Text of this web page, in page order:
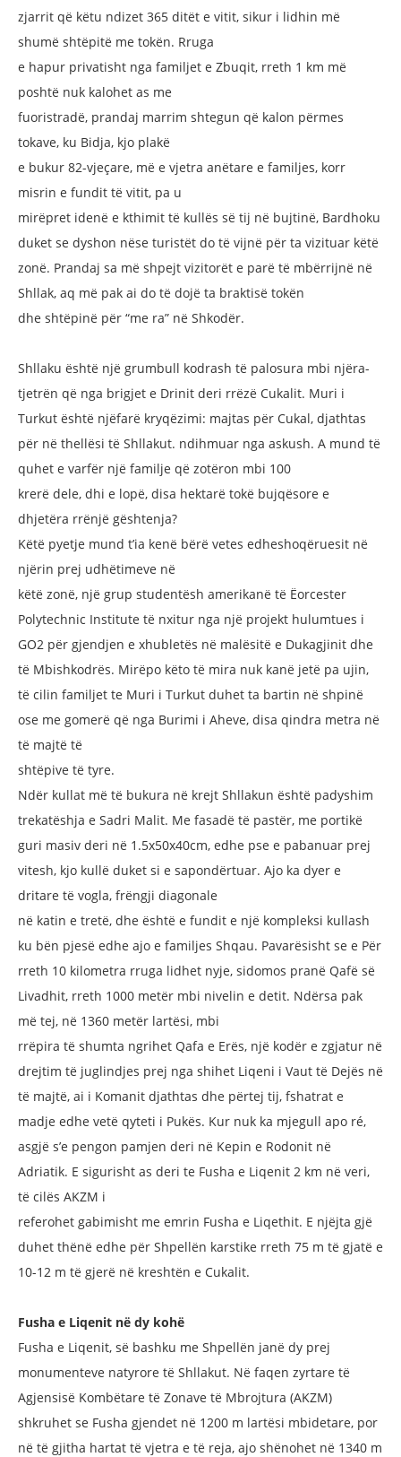
zjarrit që këtu ndizet 365 ditët e vitit, sikur i lidhin më
shumë shtëpitë me tokën. Rruga
e hapur privatisht nga familjet e Zbuqit, rreth 1 km më
poshtë nuk kalohet as me
fuoristradë, prandaj marrim shtegun që kalon përmes
tokave, ku Bidja, kjo plakë
e bukur 82-vjeçare, më e vjetra anëtare e familjes, korr
misrin e fundit të vitit, pa u
mirëpret idenë e kthimit të kullës së tij në bujtinë, Bardhoku
duket se dyshon nëse turistët do të vijnë për ta vizituar këtë
zonë. Prandaj sa më shpejt vizitorët e parë të mbërrijnë në
Shllak, aq më pak ai do të dojë ta braktisë tokën
dhe shtëpinë për “me ra” në Shkodër.
Shllaku është një grumbull kodrash të palosura mbi njëra-
tjetrën që nga brigjet e Drinit deri rrëzë Cukalit. Muri i
Turkut është njëfarë kryqëzimi: majtas për Cukal, djathtas
për në thellësi të Shllakut. ndihmuar nga askush. A mund të
quhet e varfër një familje që zotëron mbi 100
krerë dele, dhi e lopë, disa hektarë tokë bujqësore e
dhjetëra rrënjë gështenja?
Këtë pyetje mund t’ia kenë bërë vetes edheshoqëruesit në
njërin prej udhëtimeve në
këtë zonë, një grup studentësh amerikanë të Ëorcester
Polytechnic Institute të nxitur nga një projekt hulumtues i
GO2 për gjendjen e xhubletës në malësitë e Dukagjinit dhe
të Mbishkodrës. Mirëpo këto të mira nuk kanë jetë pa ujin,
të cilin familjet te Muri i Turkut duhet ta bartin në shpinë
ose me gomerë që nga Burimi i Aheve, disa qindra metra në
të majtë të
shtëpive të tyre.
Ndër kullat më të bukura në krejt Shllakun është padyshim
trekatëshja e Sadri Malit. Me fasadë të pastër, me portikë
guri masiv deri në 1.5x50x40cm, edhe pse e pabanuar prej
vitesh, kjo kullë duket si e sapondërtuar. Ajo ka dyer e
dritare të vogla, frëngji diagonale
në katin e tretë, dhe është e fundit e një kompleksi kullash
ku bën pjesë edhe ajo e familjes Shqau. Pavarësisht se e Për
rreth 10 kilometra rruga lidhet nyje, sidomos pranë Qafë së
Livadhit, rreth 1000 metër mbi nivelin e detit. Ndërsa pak
më tej, në 1360 metër lartësi, mbi
rrëpira të shumta ngrihet Qafa e Erës, një kodër e zgjatur në
drejtim të juglindjes prej nga shihet Liqeni i Vaut të Dejës në
të majtë, ai i Komanit djathtas dhe përtej tij, fshatrat e
madje edhe vetë qyteti i Pukës. Kur nuk ka mjegull apo ré,
asgjë s’e pengon pamjen deri në Kepin e Rodonit në
Adriatik. E sigurisht as deri te Fusha e Liqenit 2 km në veri,
të cilës AKZM i
referohet gabimisht me emrin Fusha e Liqethit. E njëjta gjë
duhet thënë edhe për Shpellën karstike rreth 75 m të gjatë e
10-12 m të gjerë në kreshtën e Cukalit.
Fusha e Liqenit në dy kohë
Fusha e Liqenit, së bashku me Shpellën janë dy prej
monumenteve natyrore të Shllakut. Në faqen zyrtare të
Agjensisë Kombëtare të Zonave të Mbrojtura (AKZM)
shkruhet se Fusha gjendet në 1200 m lartësi mbidetare, por
në të gjitha hartat të vjetra e të reja, ajo shënohet në 1340 m